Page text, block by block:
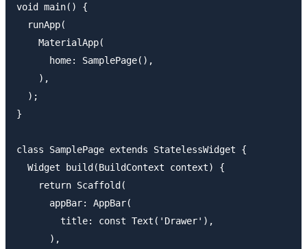
void main() {
  runApp(
    MaterialApp(
      home: SamplePage(),
    ),
  );
}
class SamplePage extends StatelessWidget {
  Widget build(BuildContext context) {
    return Scaffold(
      appBar: AppBar(
        title: const Text('Drawer'),
      ),